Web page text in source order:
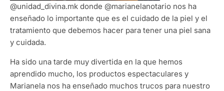
@unidad_divina.mk donde @marianelanotario nos ha
enseñado lo importante que es el cuidado de la piel y el
tratamiento que debemos hacer para tener una piel sana
y cuidada.
​Ha sido una tarde muy divertida en la que hemos
aprendido mucho, los productos espectaculares y
Marianela nos ha enseñado muchos trucos para nuestro